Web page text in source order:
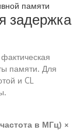
памяти
задержка
памяти. Для
и CL
в МГц) ×